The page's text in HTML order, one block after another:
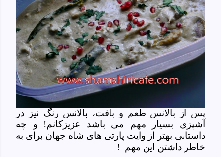
پس از بالانس طعم و بافت، بالانس رنگ نیز در
آشپزی بسیار مهم می باشد عزیزکانم! و چه
داستانی بهتر از وایت پارتی های شاه جهان برای به
خاطر داشتن این مهم !